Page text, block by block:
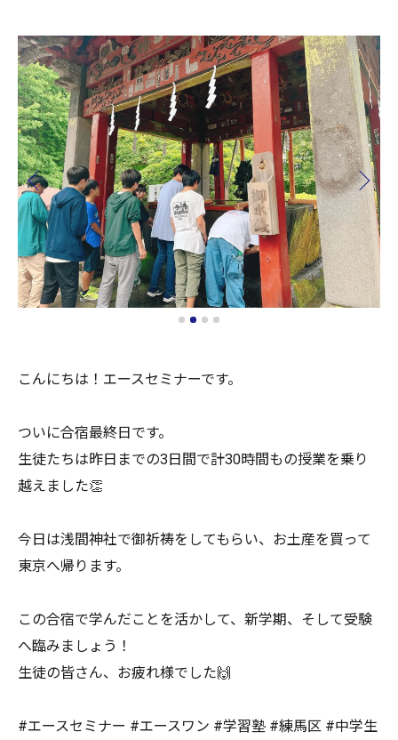
こんにちは！エースセミナーです。
ついに合宿最終日です。
生徒たちは昨日までの3日間で計30時間もの授業を乗り
越えました👏
今日は浅間神社で御祈祷をしてもらい、お土産を買って
東京へ帰ります。
この合宿で学んだことを活かして、新学期、そして受験
へ臨みましょう！
生徒の皆さん、お疲れ様でした🙌
#エースセミナー #エースワン #学習塾 #練馬区 #中学生